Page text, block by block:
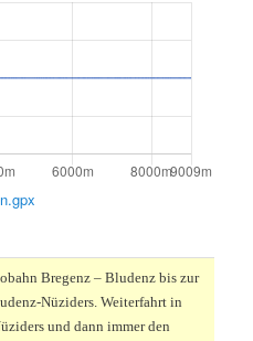
Bregenz – Bludenz bis zur
Nüziders. Weiterfahrt in
und dann immer den